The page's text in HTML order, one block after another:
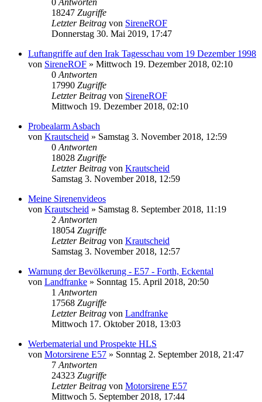
18247 Zugriffe
Letzter Beitrag von SireneROF
Donnerstag 30. Mai 2019, 17:47
Luftangriffe auf den Irak Tagesschau vom 19 Dezember 1998
von SireneROF » Mittwoch 19. Dezember 2018, 02:10
0 Antworten
17990 Zugriffe
Letzter Beitrag von SireneROF
Mittwoch 19. Dezember 2018, 02:10
Probealarm Asbach
von Krautscheid » Samstag 3. November 2018, 12:59
0 Antworten
18028 Zugriffe
Letzter Beitrag von Krautscheid
Samstag 3. November 2018, 12:59
Meine Sirenenvideos
von Krautscheid » Samstag 8. September 2018, 11:19
2 Antworten
18054 Zugriffe
Letzter Beitrag von Krautscheid
Samstag 3. November 2018, 12:57
Warnung der Bevölkerung - E57 - Forth, Eckental
von Landfranke » Sonntag 15. April 2018, 20:50
1 Antworten
17568 Zugriffe
Letzter Beitrag von Landfranke
Mittwoch 17. Oktober 2018, 13:03
Werbematerial und Prospekte HLS
von Motorsirene E57 » Sonntag 2. September 2018, 21:47
7 Antworten
24323 Zugriffe
Letzter Beitrag von Motorsirene E57
Mittwoch 5. September 2018, 17:44